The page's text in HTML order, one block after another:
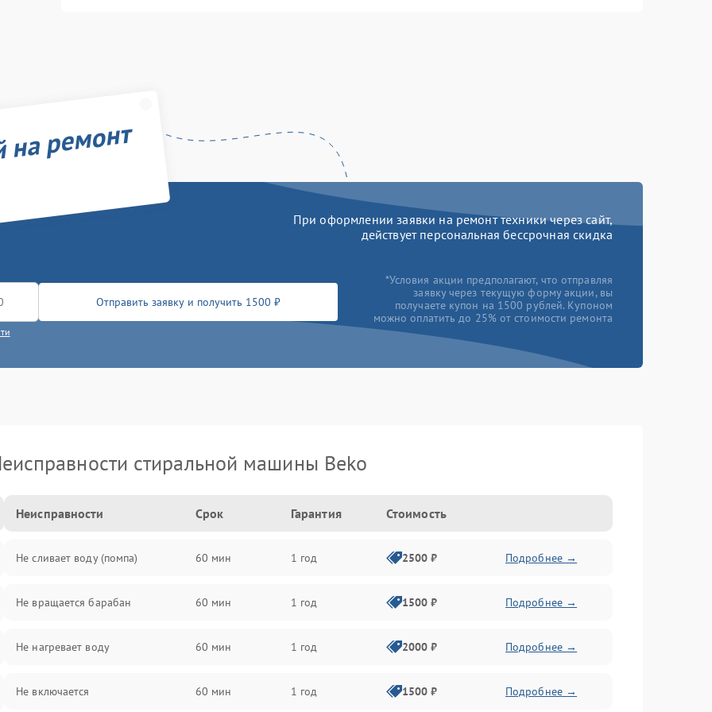
ремонт
При оформлении заявки на ремонт техники через сайт,
действует персональная бессрочная скидка
Отправить заявку и получить 1500 ₽
*Условия акции предполагают, что отправляя
заявку через текущую форму акции, вы
получаете купон на 1500 рублей. Купоном
можно оплатить до 25% от стоимости ремонта
стиральной машины Beko
Неисправности Срок Гарантия Стоимость
Не сливает воду (помпа) 60 мин 1 год 2500 ₽ Подробнее →
Не вращается барабан 60 мин 1 год 1500 ₽ Подробнее →
Не нагревает воду 60 мин 1 год 2000 ₽ Подробнее →
Не включается 60 мин 1 год 1500 ₽ Подробнее →